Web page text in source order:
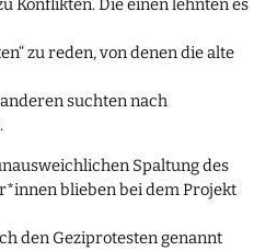
Konflikten. Die einen lehnten es
zu reden, von denen die alte
suchten nach
Spaltung des
blieben bei dem Projekt
den Geziprotesten genannt